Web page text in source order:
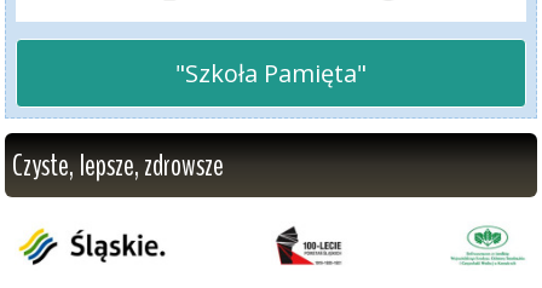
"Szkoła Pamięta"
Czyste, lepsze, zdrowsze